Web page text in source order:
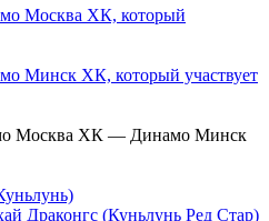
Москва ХК — Динамо Минск